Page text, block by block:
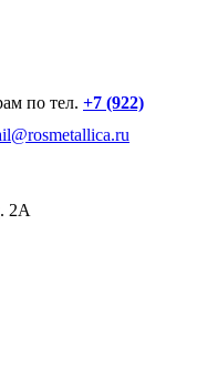
по тел. +7 (922)
2А